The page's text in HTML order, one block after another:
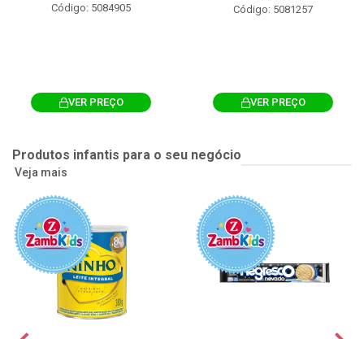
Código: 5084905
VER PREÇO
Código: 5081257
VER PREÇO
Produtos infantis para o seu negócio
Veja mais